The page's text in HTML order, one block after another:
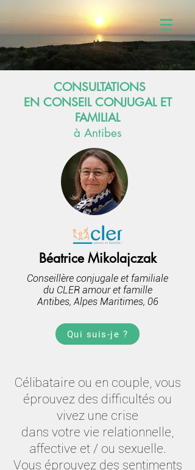
CONSULTATIONS
EN CONSEIL CONJUGAL ET
FAMILIAL
à Antibes
Béatrice Mikolajczak
Conseillère conjugale et familiale
du CLER amour et famille
Antibes, Alpes Maritimes, 06
Qui suis-je ?
Célibataire ou en couple, vous
éprouvez des difficultés ou
vivez une crise
dans votre vie relationnelle,
affective et / ou sexuelle.
Vous éprouvez des sentiments